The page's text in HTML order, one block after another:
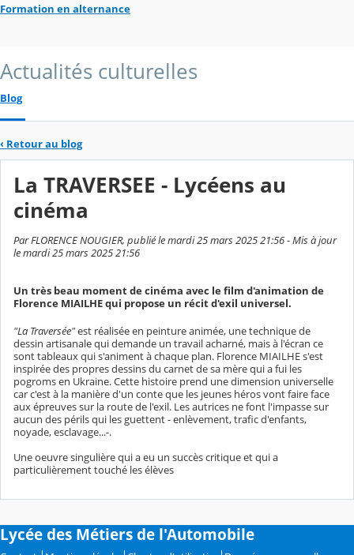
Formation en alternance
Actualités culturelles
Blog
‹ Retour au blog
La TRAVERSEE - Lycéens au
cinéma
Par FLORENCE NOUGIER, publié le mardi 25 mars 2025 21:56 - Mis à jour
le mardi 25 mars 2025 21:56
Un très beau moment de cinéma avec le film d'animation de
Florence MIAILHE qui propose un récit d'exil universel.
"La Traversée"est réalisée en peinture animée, une technique de
dessin artisanale qui demande un travail acharné, mais à l'écran ce
sont tableaux qui s'animent à chaque plan. Florence MIAILHE s'est
inspirée des propres dessins du carnet de sa mère qui a fui les
pogroms en Ukraine. Cette histoire prend une dimension universelle
car c'est à la manière d'un conte que les jeunes héros vont faire face
aux épreuves sur la route de l'exil. Les autrices ne font l'impasse sur
aucun des périls qui les guettent - enlèvement, trafic d'enfants,
noyade, esclavage...-.
Une oeuvre singulière qui a eu un succès critique et qui a
particulièrement touché les élèves
Lycée des Métiers de l'Automobile